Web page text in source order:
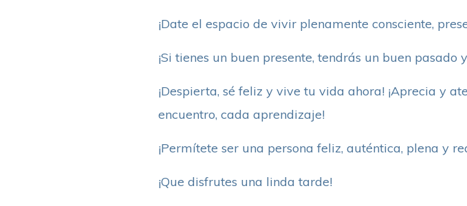
¡Date el espacio de vivir plenamente consciente,
¡Si tienes un buen presente, tendrás un buen pasado
¡Despierta, sé feliz y vive tu vida ahora! ¡Aprecia y
encuentro, cada aprendizaje!
¡Permítete ser una persona feliz, auténtica, plena y
¡Que disfrutes una linda tarde!